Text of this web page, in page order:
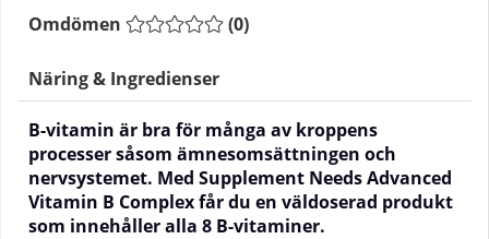
Omdömen (0)
Näring & Ingredienser
B-vitamin är bra för många av kroppens
processer såsom ämnesomsättningen och
nervsystemet. Med Supplement Needs Advanced
Vitamin B Complex får du en väldoserad produkt
som innehåller alla 8 B-vitaminer.